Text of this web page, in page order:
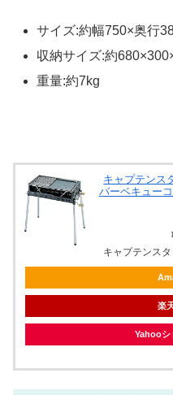
サイズ:約幅750×奥行
収納サイズ:約
重量:約7kg
キャプテンス
バーベキュー
キャプテンス
楽
Yahooシ